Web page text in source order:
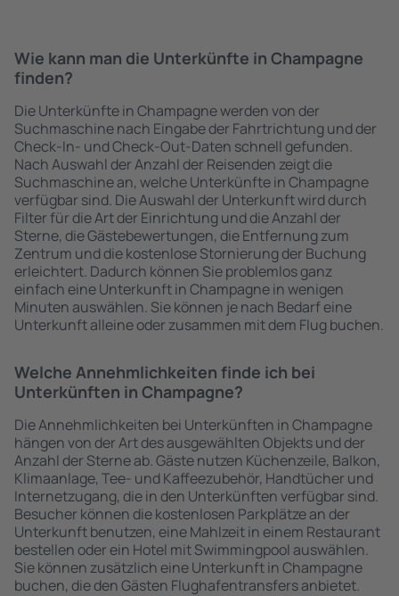
Wie kann man die Unterkünfte in Champagne
finden?
Die Unterkünfte in Champagne werden von der
Suchmaschine nach Eingabe der Fahrtrichtung und der
Check-In- und Check-Out-Daten schnell gefunden.
Nach Auswahl der Anzahl der Reisenden zeigt die
Suchmaschine an, welche Unterkünfte in Champagne
verfügbar sind. Die Auswahl der Unterkunft wird durch
Filter für die Art der Einrichtung und die Anzahl der
Sterne, die Gästebewertungen, die Entfernung zum
Zentrum und die kostenlose Stornierung der Buchung
erleichtert. Dadurch können Sie problemlos ganz
einfach eine Unterkunft in Champagne in wenigen
Minuten auswählen. Sie können je nach Bedarf eine
Unterkunft alleine oder zusammen mit dem Flug buchen.
Welche Annehmlichkeiten finde ich bei
Unterkünften in Champagne?
Die Annehmlichkeiten bei Unterkünften in Champagne
hängen von der Art des ausgewählten Objekts und der
Anzahl der Sterne ab. Gäste nutzen Küchenzeile, Balkon,
Klimaanlage, Tee- und Kaffeezubehör, Handtücher und
Internetzugang, die in den Unterkünften verfügbar sind.
Besucher können die kostenlosen Parkplätze an der
Unterkunft benutzen, eine Mahlzeit in einem Restaurant
bestellen oder ein Hotel mit Swimmingpool auswählen.
Sie können zusätzlich eine Unterkunft in Champagne
buchen, die den Gästen Flughafentransfers anbietet.